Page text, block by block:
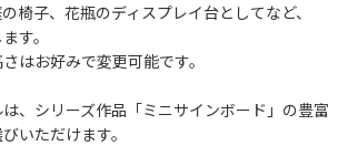
椅子、花瓶のディスプレイ台としてなど、
す。
はお好みで変更可能です。
、シリーズ作品「ミニサインボード」の豊富
いただけます。
このデザインで予約へ進む